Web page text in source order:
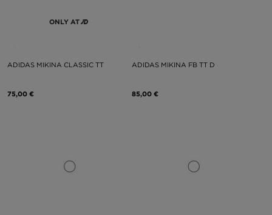
ONLY AT
ADIDAS MIKINA CLASSIC TT
75,00 €
ADIDAS MIKINA FB TT D
85,00 €